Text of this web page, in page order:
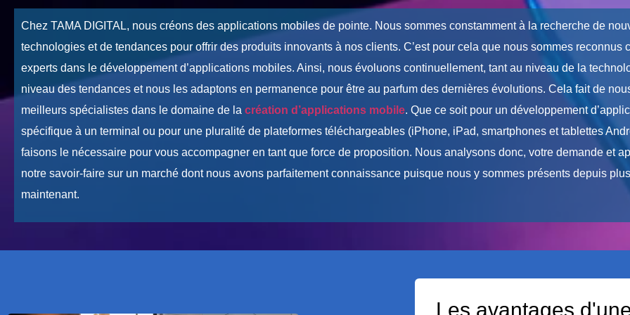
Chez TAMA DIGITAL, nous créons des applications mobiles de pointe. Nous sommes constamment à la recherche de
technologies et de tendances pour offrir des produits innovants à nos clients. C’est pour cela que nous sommes reconnus
experts dans le développement d’applications mobiles. Ainsi, nous évoluons continuellement, tant au niveau de la
niveau des tendances et nous les adaptons en permanence pour être au parfum des dernières évolutions. Cela fait de
meilleurs spécialistes dans le domaine de la création d’applications mobile. Que ce soit pour un développement
spécifique à un terminal ou pour une pluralité de plateformes téléchargeables (iPhone, iPad, smartphones et tablettes
faisons le nécessaire pour vous accompagner en tant que force de proposition. Nous analysons donc, votre demande et
notre savoir-faire sur un marché dont nous avons parfaitement connaissance puisque nous y sommes présents depuis
maintenant.
Les avantages